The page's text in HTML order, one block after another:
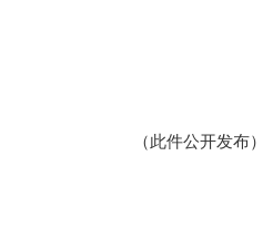
（此件公开发布）